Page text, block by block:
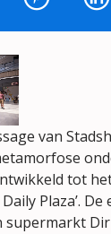
van
tot
Plaza’.
supermarkt